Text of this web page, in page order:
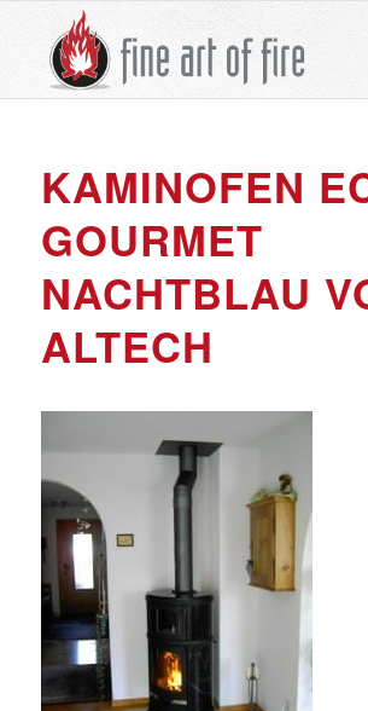
KAMINOFEN
GOURMET
NACHTBLAU
ALTECH